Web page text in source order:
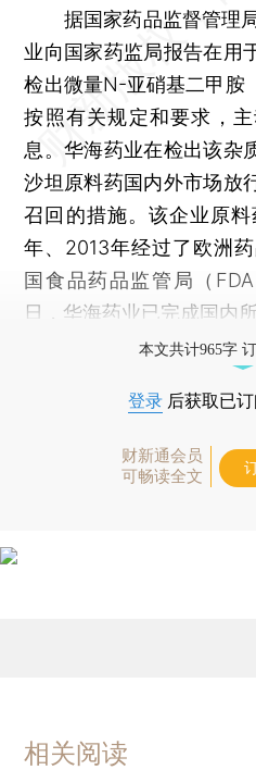
据国家药品监督管理
业向国家药监局报告在用
检出微量N-亚硝基二甲胺
按照有关规定和要求，
息。华海药业在检出该杂
沙坦原料药国内外市场放
召回的措施。该企业原
年、2013年经过了欧洲
国食品药品监管局（
日，华海药业已完成国内
本文共计965字
登录 后获取已
财新通会员
可畅读全文
相关阅读